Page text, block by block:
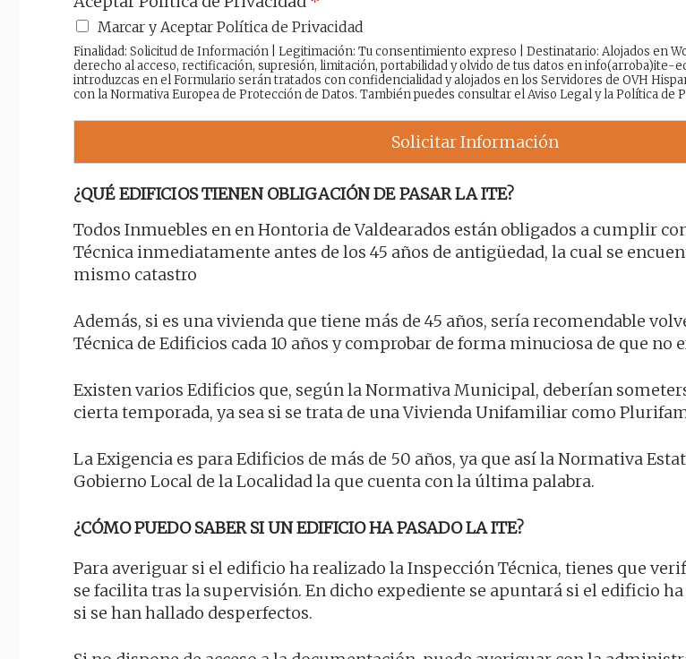
Marcar y Aceptar Política de Privacidad
Finalidad: Solicitud de Información | Legitimación: Tu consentimiento expreso | Destinatario: Alojados en
derecho al acceso, rectificación, supresión, limitación, portabilidad y olvido de tus datos en info(arroba)ite-
introduzcas en el Formulario serán tratados con confidencialidad y alojados en los Servidores de OVH
con la Normativa Europea de Protección de Datos. También puedes consultar elAviso Legaly laPolítica de
Solicitar Información
¿QUÉ EDIFICIOS TIENEN OBLIGACIÓN DE PASAR LA ITE?
Todos Inmuebles en en Hontoria de Valdearados están obligados a cumplir
Técnica inmediatamente antes de los 45 años de antigüedad, la cual se
mismo catastro
Además, si es una vivienda que tiene más de 45 años, sería recomendable
Técnica de Edificios cada 10 años y comprobar de forma minuciosa de que no
Existen varios Edificios que, según la Normativa Municipal, deberían
cierta temporada, ya sea si se trata de una Vivienda Unifamiliar como
La Exigencia es para Edificios de más de 50 años, ya que así la Normativa
Gobierno Local de la Localidad la que cuenta con la última palabra.
¿CÓMO PUEDO SABER SI UN EDIFICIO HA PASADO LA ITE?
Para averiguar si el edificio ha realizado la Inspección Técnica, tienes que
se facilita tras la supervisión. En dicho expediente se apuntará si el edificio
si se han hallado desperfectos.